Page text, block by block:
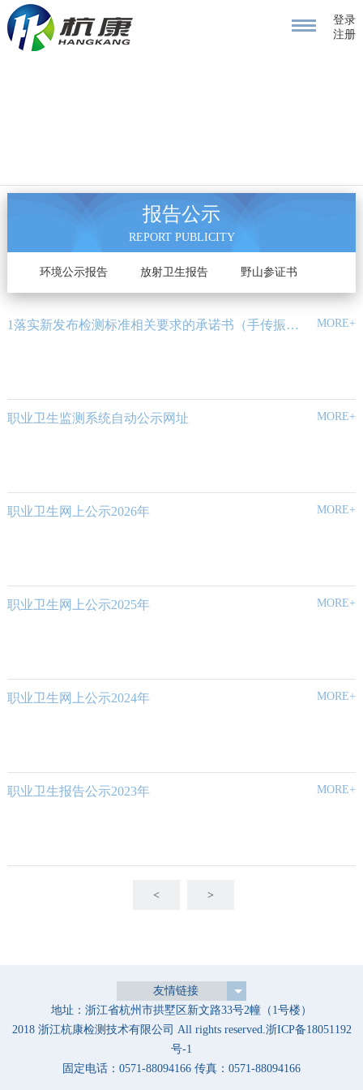
登录
注册
报告公示
REPORT PUBLICITY
环境公示报告 放射卫生报告 野山参证书
1落实新发布检测标准相关要求的承诺书（手传振动和总粉尘、呼吸性粉尘标准变更） MORE+
职业卫生监测系统自动公示网址 MORE+
职业卫生网上公示2026年 MORE+
职业卫生网上公示2025年 MORE+
职业卫生网上公示2024年 MORE+
职业卫生报告公示2023年 MORE+
< >
友情链接
地址：浙江省杭州市拱墅区新文路33号2幢（1号楼）
2018 浙江杭康检测技术有限公司 All rights reserved.浙ICP备18051192
号-1
固定电话：0571-88094166 传真：0571-88094166